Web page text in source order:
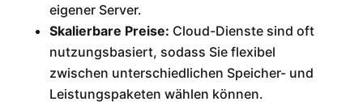
eigener Server.
Skalierbare Preise: Cloud-Dienste sind oft
nutzungsbasiert, sodass Sie flexibel
zwischen unterschiedlichen Speicher- und
Leistungspaketen wählen können.